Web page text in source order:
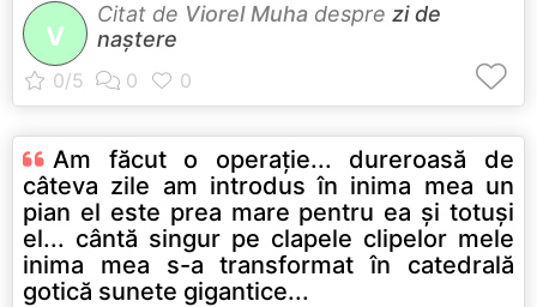
V
Citat de Viorel Muha despre zi de
naștere
Am făcut o operaţie... dureroasă de
câteva zile am introdus în inima mea un
pian el este prea mare pentru ea şi totuşi
el... cântă singur pe clapele clipelor mele
inima mea s-a transformat în catedrală
gotică sunete gigantice...